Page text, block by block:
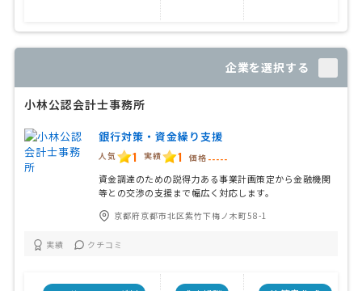
企業を選択する
小林公認会計士事務所
銀行対策・資金繰り支援
人気 1 実績 1 価格 -----
資金調達のための説得力ある事業計画策定から金融機関
等との交渉の支援まで幅広く対応します。
京都府京都市北区紫竹下梅ノ木町58-1
実績 クチコミ